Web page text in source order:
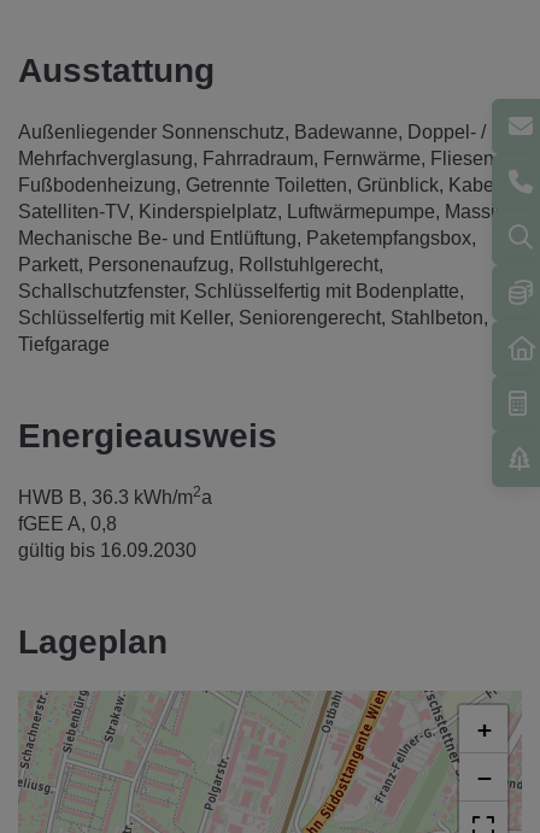
Ausstattung
Außenliegender Sonnenschutz Badewanne
Doppel- /
Mehrfachverglasung
Fahrradraum Fernwärme
Fliesen
Fußbodenheizung Getrennte Toiletten Grünblick
Kabel /
Satelliten-TV
Kinderspielplatz Luftwärmepumpe
Massiv
Mechanische Be- und Entlüftung
Paketempfangsbox
Parkett
Personenaufzug
Rollstuhlgerecht
Schallschutzfenster Schlüsselfertig mit Bodenplatte
Schlüsselfertig mit Keller Seniorengerecht Stahlbeton
Tiefgarage
Energieausweis
HWB B, 36.3 kWh/m2a
fGEE A, 0,8
gültig bis 16.09.2030
Lageplan
+
−